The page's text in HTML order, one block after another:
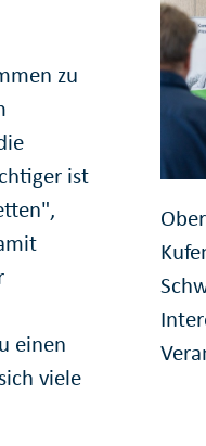
zu
ist
einen
viele